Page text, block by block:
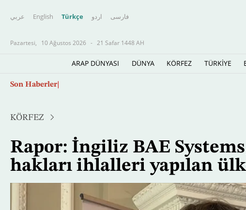
عربي English Türkçe اردو فارسى
Pazartesi, 10 Ağustos 2026 - 21 Safar 1448 AH
ARAP DÜNYASI DÜNYA KÖRFEZ TÜRKİYE
Ana
Son Haberler
KÖRFEZ
Rapor: İngiliz BAE
hakları ihlalleri yapılan